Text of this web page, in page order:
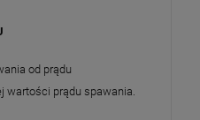
od prądu
wartości prądu spawania.